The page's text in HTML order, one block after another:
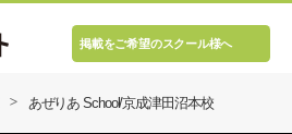
掲載をご希望のスクール様へ
あぜりあ School/京成津田沼本校